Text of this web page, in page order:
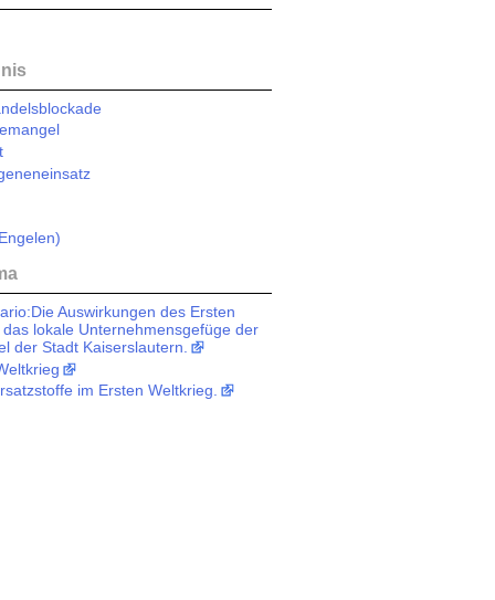
Auswirkungen des Ersten
lokale Unternehmensgefüge der
der Stadt Kaiserslautern.
im Ersten Weltkrieg.